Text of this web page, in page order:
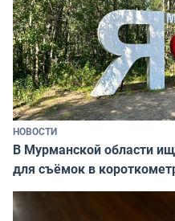
НОВОСТИ
В Мурманской области
для съёмок в